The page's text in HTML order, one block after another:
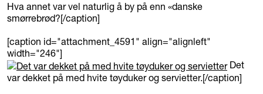
Hva annet var vel naturlig å by på enn «danske
smørrebrød?[/caption]
[caption id="attachment_4591" align="alignleft"
width="246"]
Det
var dekket på med hvite tøyduker og servietter.[/caption]